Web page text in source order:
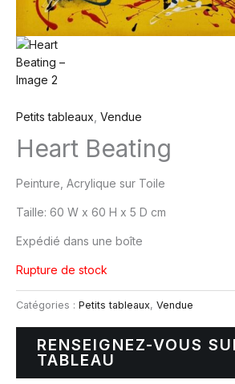
Petits tableaux, Vendue
Heart Beating
Peinture, Acrylique sur Toile
Taille: 60 W x 60 H x 5 D cm
Expédié dans une boîte
Rupture de stock
Catégories : Petits tableaux, Vendue
RENSEIGNEZ-VOUS
TABLEAU